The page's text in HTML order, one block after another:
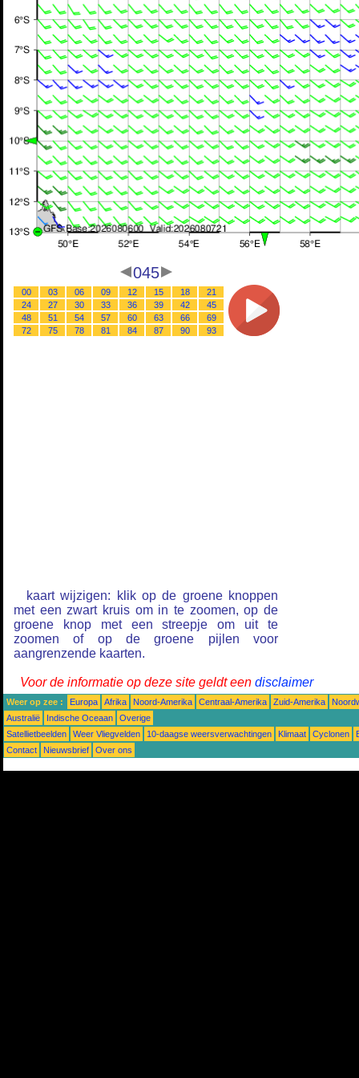
045
00 03 06 09 12 15 18
21
24
27 30 33 36 39 42
45
48
51 54 57 60 63 66
69
72
75 78 81 84 87 90 93
kaart wijzigen: klik op de groene knoppen
met een zwart kruis om in te zoomen, op de
groene knop met een streepje om uit te
zoomen of op de groene pijlen voor
aangrenzende kaarten.
Voor de informatie op deze site geldt een disclaimer
Weer op zee : Europa Afrika Noord-Amerika Centraal-Amerika Zuid-Amerika
Australië
Indische Oceaan
Overige
Satellietbeelden
Weer Vliegvelden 10-daagse weersverwachtingen Klimaat Cyclonen
Contact
Nieuwsbrief Over ons